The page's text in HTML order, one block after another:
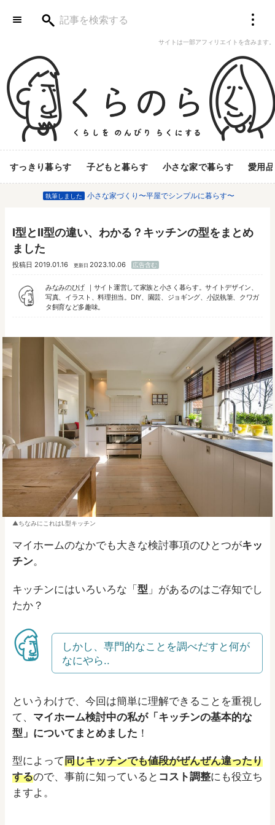
サイトは一部アフィリエイトを含みます。
すっきり暮らす 子どもと暮らす 小さな家で暮らす 愛用品
執筆しました 小さな家づくり〜平屋でシンプルに暮らす〜
I型とII型の違い、わかる？キッチンの型をまとめ
ました
投稿日 2019.01.16 更新日 2023.10.06 広告含む
みなみのひげ
サイト運営して家族と小さく暮らす。サイトデザイン、
写真、イラスト、料理担当。DIY、園芸、ジョギング、 小説執筆、クワガ
タ飼育など多趣味。
ちなみにこれはL型キッチン
マイホームのなかでも大きな検討事項のひとつがキッ
チン。
キッチンにはいろいろな「型 」があるのはご存知でし
たか？
しかし、専門的なことを調べだすと何が
なにやら..
というわけで、今回は簡単に理解できることを重視し
て、 マイホーム検討中の私が「キッチンの基本的な
型」についてまとめました ！
型によって同じキッチンでも値段がぜんぜん違ったり
するので、事前に知っていると コスト調整にも役立ち
ますよ。